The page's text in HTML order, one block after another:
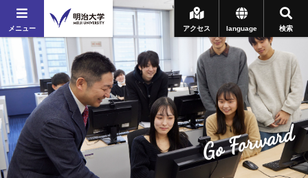
メニュー 検索
language
アクセス
Go Forward